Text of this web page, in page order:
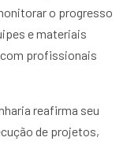
o progresso
e materiais
profissionais
reafirma seu
de projetos,